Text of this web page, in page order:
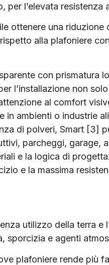
per l’elevata resistenza
ottenere una riduzione
alla plafoniere
con prismatura
l’installazione non
al comfort
in ambienti o industrie
di polveri, Smart [3]
parcheggi, garage,
e la logica di
e la massima
utilizzo della terra e
sporcizia e agenti
plafoniere rende più